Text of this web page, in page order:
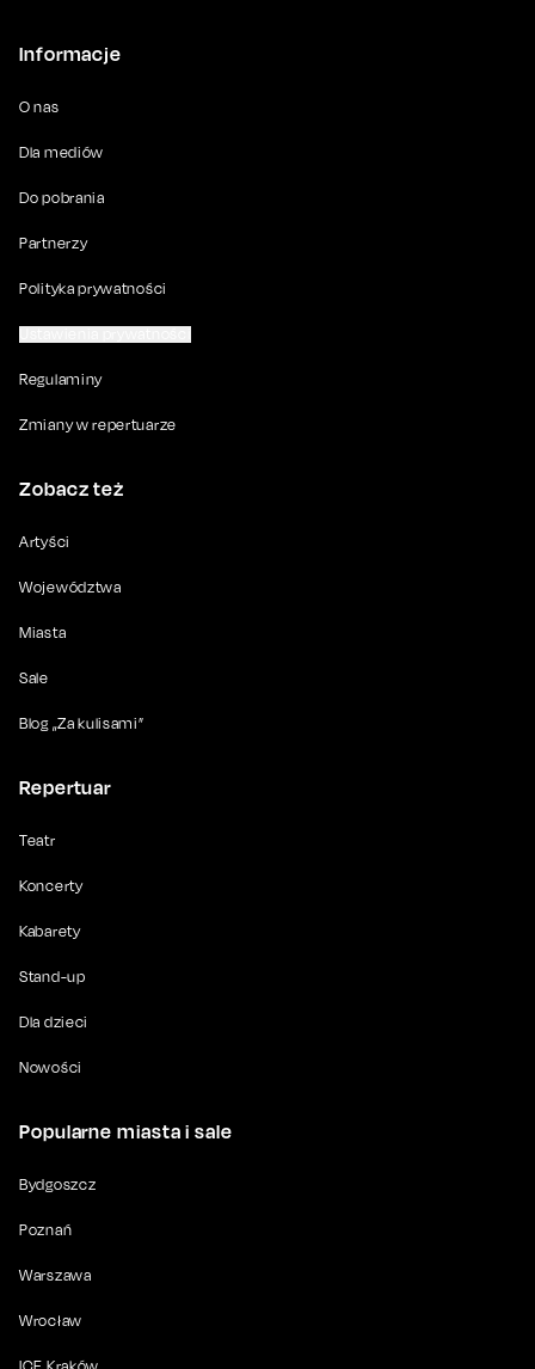
Informacje
O nas
Dla mediów
Do pobrania
Partnerzy
Polityka prywatności
Regulaminy
Zmiany w repertuarze
Zobacz też
Artyści
Województwa
Miasta
Sale
Blog „Za kulisami”
Repertuar
Teatr
Koncerty
Kabarety
Stand-up
Dla dzieci
Nowości
Popularne miasta i sale
Bydgoszcz
Poznań
Warszawa
Wrocław